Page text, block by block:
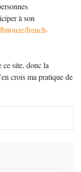
à son
french-
ce site, donc la
crois ma pratique de